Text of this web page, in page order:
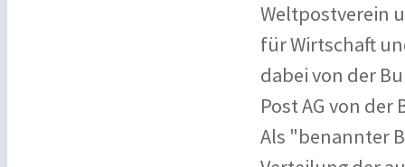
Weltpostverein
für Wirtschaft
dabei von der
Post AG von
Als "benannter